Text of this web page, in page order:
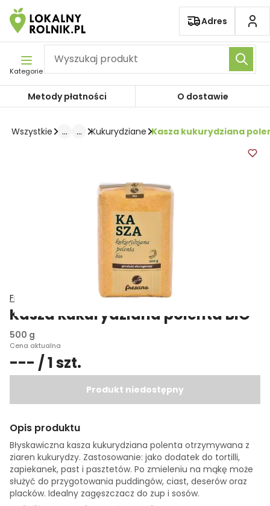
Pomiń nawigację
Adres
Kategorie
Metody płatności O dostawie
Wszystkie ... ... Kukurydziane Kasza kukurydziana
Fresano
Kasza kukurydziana polenta BIO
500 g
Cena aktualna
--- / 1 szt.
Produkt niedostępny
Opis produktu
Błyskawiczna kasza kukurydziana polenta otrzymywana z
ziaren kukurydzy. Zastosowanie: jako dodatek do tortilli,
zapiekanek, past i pasztetów. Po zmieleniu na mąkę może
służyć do przygotowania puddingów, ciast, deserów oraz
placków. Idealny zagęszczacz do zup i sosów.